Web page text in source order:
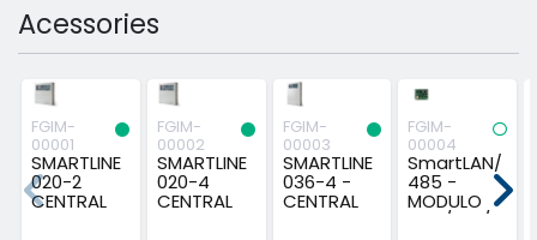
Acessories
FGIM-
00001
SMARTLINE
020-2
CENTRAL
FGIM-
00002
SMARTLINE
020-4
CENTRAL
FGIM-
00003
SMARTLINE
036-4 -
CENTRAL
FGIM-
00004
SmartLAN/
485 -
MODULO
TCP/IP P/...